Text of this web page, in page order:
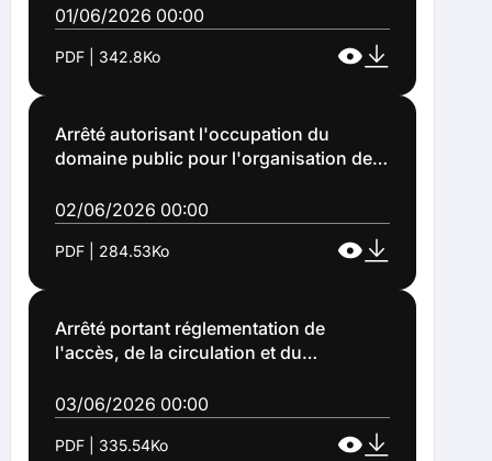
l'occasion d'un marché aux puces
organisé par l'association des médaillés
du travail du 4 de Lens, sur le parking
01/06/2026 00:00
PDF | 342.8Ko
Arrêté autorisant l'occupation du
domaine public pour l'organisation de
Lens, le vendredi 10 juillet 2026
(ARRETE 2026 1029)
02/06/2026 00:00
PDF | 284.53Ko
Arrêté portant réglementation de
l'accès, de la circulation et du
l'occasion d'un marché aux puces
organisé par l'Association S'unir pour
un Meilleur Avenir (SUMA) sur la place
03/06/2026 00:00
PDF | 335.54Ko